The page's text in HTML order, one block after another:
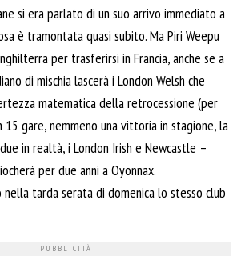
si era parlato di un suo arrivo immediato a
è tramontata quasi subito. Ma Piri Weepu
per trasferirsi in Francia, anche se a
di mischia lascerà i London Welsh che
matematica della retrocessione (per
gare, nemmeno una vittoria in stagione, la
in realtà, i London Irish e Newcastle –
per due anni a Oyonnax.
nella tarda serata di domenica lo stesso club